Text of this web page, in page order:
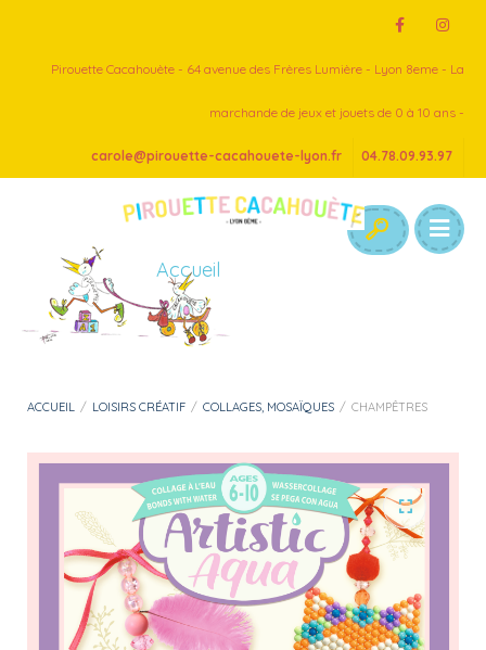
Pirouette Cacahouète - 64 avenue des Frères Lumière - Lyon 8eme - La
marchande de jeux et jouets de 0 à 10 ans -
carole@pirouette-cacahouete-lyon.fr 04.78.09.93.97
Accueil
ACCUEIL / LOISIRS CRÉATIF / COLLAGES, MOSAÏQUES / CHAMPÊTRES